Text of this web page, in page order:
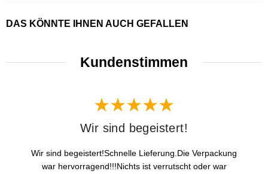
DAS KÖNNTE IHNEN AUCH GEFALLEN
Kundenstimmen
Wir sind begeistert!
Wir sind begeistert!Schnelle Lieferung.Die Verpackung
war hervorragend!!!Nichts ist verrutscht oder war